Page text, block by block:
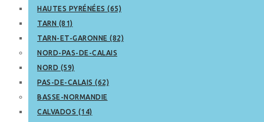
HAUTES PYRÉNÉES (65)
TARN (81)
TARN-ET-GARONNE (82)
NORD-PAS-DE-CALAIS
NORD (59)
PAS-DE-CALAIS (62)
BASSE-NORMANDIE
CALVADOS (14)